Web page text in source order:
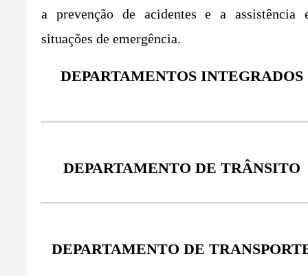
a prevenção de acidentes e a assistência
situações de emergência.
DEPARTAMENTOS INTEGRADOS
DEPARTAMENTO DE TRÂNSITO
DEPARTAMENTO DE